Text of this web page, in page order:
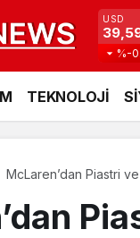
USD
%-
TEKNOLOJİ
McLaren’dan Piastri